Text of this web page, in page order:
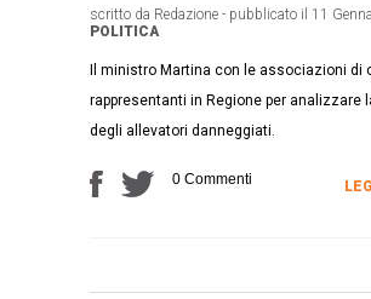
scritto da Redazione - pubblicato il 11
POLITICA
Il ministro Martina con le associazioni di
rappresentanti in Regione per analizzare
degli allevatori danneggiati.
0 Commenti